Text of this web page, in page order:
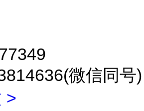
微信同号)
>